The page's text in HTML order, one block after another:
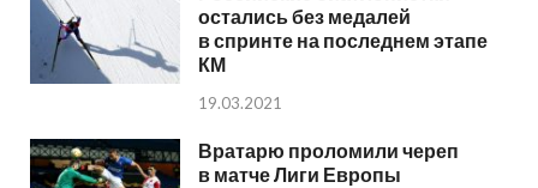
остались без медалей
в спринте на последнем этапе
КМ
19.03.2021
Вратарю проломили череп
в матче Лиги Европы